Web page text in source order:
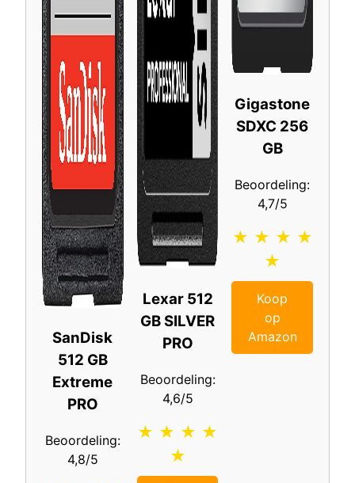
SanDisk
512 GB
Extreme
PRO
Beoordeling:
4,8/5
Lexar 512
GB SILVER
PRO
Beoordeling:
4,6/5
★ ★ ★ ★
★
Gigastone
SDXC 256
GB
Beoordeling:
4,7/5
★ ★ ★ ★
★
Koop
op
Amazon